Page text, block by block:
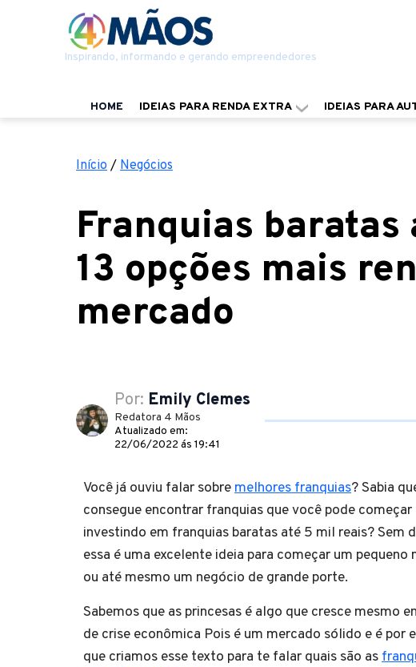
Inspirando, informando e gerando empreendedores
HOME IDEIAS PARA RENDA EXTRA IDEIAS PARA
Início / Negócios
Franquias
13 opções mais
mercado
Por: Emily Clemes
Redatora 4 Mãos
Atualizado em:
22/06/2022 ás 19:41
Você já ouviu falar sobre melhores franquias? Sabia
consegue encontrar franquias que você pode começar
investindo em franquias baratas até 5 mil reais? Sem
essa é uma excelente ideia para começar um pequeno
ou até mesmo um negócio de grande porte.
Sabemos que as princesas é algo que cresce mesmo
de crise econômica Pois é um mercado sólido e é por
que criamos esse texto para te falar quais são as